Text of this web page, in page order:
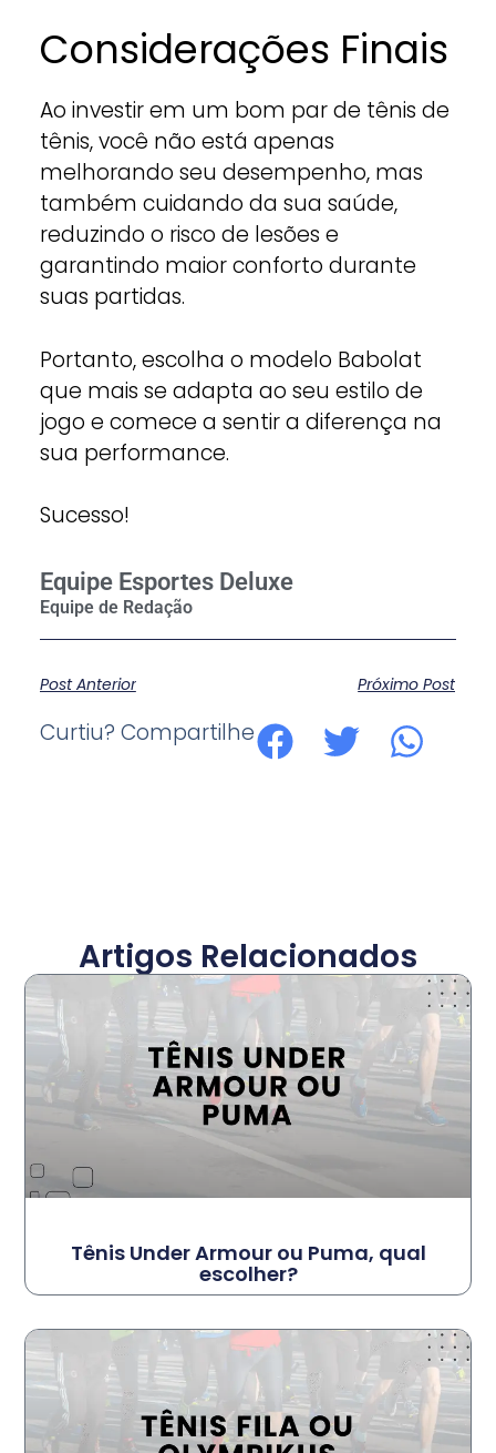
Considerações Finais
Ao investir em um bom par de tênis de
tênis, você não está apenas
melhorando seu desempenho, mas
também cuidando da sua saúde,
reduzindo o risco de lesões e
garantindo maior conforto durante
suas partidas.
Portanto, escolha o modelo Babolat
que mais se adapta ao seu estilo de
jogo e comece a sentir a diferença na
sua performance.
Sucesso!
Equipe Esportes Deluxe
Post Anterior Próximo Post
Curtiu? Compartilhe
Artigos Relacionados
Tênis Under Armour ou Puma, qual
escolher?